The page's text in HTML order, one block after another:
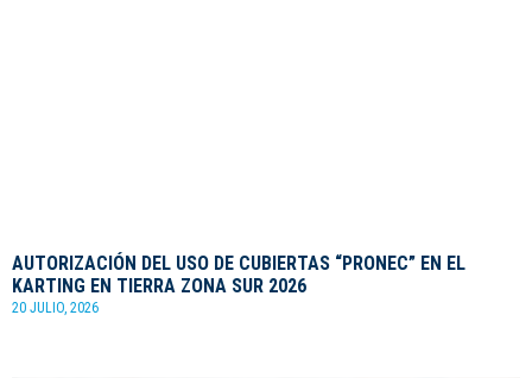
AUTORIZACIÓN DEL USO DE CUBIERTAS “PRONEC” EN EL
KARTING EN TIERRA ZONA SUR 2026
20 JULIO, 2026